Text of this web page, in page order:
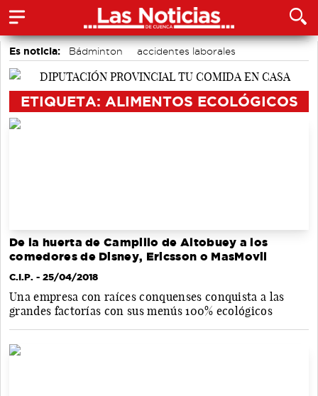
Es noticia: Bádminton
accidentes laborales
Medio Ambiente
ETIQUETA: ALIMENTOS ECOLÓGICOS
De la huerta de Campillo de Altobuey a los
comedores de Disney, Ericsson o MasMovil
C.I.P. - 25/04/2018
Una empresa con raíces conquenses conquista a las
grandes factorías con sus menús 100% ecológicos